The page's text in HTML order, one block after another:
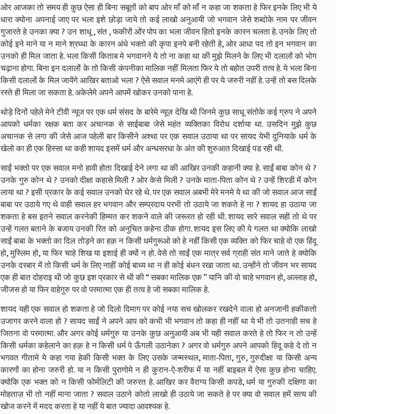
ओर आजका तो समय ही कुछ ऐसा ही बिना सबूतों को बाप ओर माँ को माँ न कहा जा शकता हे फिर इनके लिए भी ये
धारा क्योना अपनाई जाए पर भला इशे छोड़ा जाये तो कई लाखो अनुआयी जो भगवान जेसे शब्दोके नाम पर जीवन
गुजारते हे उनका क्या ? उन शाधू , संत , फकीरों ओंर पोप का भला जीवन हितो इनके कारन चलता हे. उनके लिए तो
कोई इने माने या न माने श्रध्धा के कारन अंधे भक्तो की कृपा इनपे बनी रहेती हे, ओर आधा पद तो इन भगवान का
उनको ही मिल जाता हे. भला किसी किताब मे भगवानने ये तो ना कहा था की मुझे मिलने के लिए भी दलालों को भोग
चढ़ाना होगा. बिना इन दलालों के तो किसी कंपनीका मालिक नहीं मिलता फिर ये तो बहोत उपरी तत्व हे. ये भला बिना
किसी दलालों के मिल जायेंगे आखिर बताओ भला ? ऐसे सवाल मनमे आएंगे ही पर ये जरुरी नहीं हे. उन्हें तो बस दिलके
रस्ते ही मिला जा सकता हे. अकेलेमे अपने आपमें खोकर उनको पाना हे.
थोड़े दिनों पहेले मेने टीवी न्यूज पर एक धर्म संसद के बारेमे न्यूज़ देखि थी जिनमे कुछ साधू संतोके कई ग्रुप ने अपने
आपको धर्मका रक्षक बता कर अचानक से साईबाबा जेसे महंत व्यक्तिका विरोध दर्शाया था. उसदिन मुझे कुछ
अचानक से लगा की जेसे आज पहेली बार किसीने अश्था पर एक सवाल उठाया था पर सायद येभी दुनियाके धर्म के
खेलो का ही एक हिस्सा था कही शायद इसमें धर्म और अन्धसरधा के अंत की शुरुआत दिखाई पड रही थी.
साईं भक्तो पर एक सवाल मनो हावी होता दिखाई देने लगा था की आखिर उनकी कहानी क्या हे. साईं बाबा कोन थे ?
उनके गुरु कोन थे ? उनको दीक्षा कहासे मिली ? ओर केसे मिली ? उनके माता-पिता कोन थे ? उन्हें शिरडी में कोन
लाया था ? इसी प्रकार के कई सवाल उनको घेर रहे थे. पर एक सवाल अबभी मेरे मनमे ये था की जो सवाल आज साईं
बाबा पर उठाये गए थे वाही सवाल हर भगवान और सम्प्रदाय परभी तो उठाये जा शकते हे ना ? शायद हा उठाया जा
शकता हे बस इतने सवाल करनेकी हिम्मत कर शकने वाले की जरूरत हो रही थी. शायद सारे सवाल सही तो थे पर
उन्हें गलत बताने के बजाय उनकी रित को अनुचित कहेना ठीक होगा. शायद इस लिए की ये गलत था क्योकि लाखो
साईं बाबा के भक्तो का दिल तोड़ने का हक़ न किसी धर्मगुरूओ को हे नहीं किसी एक व्यक्ति को फिर चाहे वो एक हिंदू
हो, मुस्लिम हो, या फिर चाहे शिख या इशाई ही क्यों न हो. वेसे तो साईं एक मात्र सर्व ग्राही संत माने जाते हे क्योकि
उनके दरबार में तो किसी धर्म के लिए नाहीं कोई बाध्य था न ही कोई बंधन रखा जाता था. उन्होंने तो जीवन भर सायद
एक ही बात दोहराइ थी जो कुछ इश प्रकार से थी की “ सबका मालिक एक ” यानि की वो चाहे भगवान हो, अल्लाह हो,
जीजस हो या फिर वाहेगुरु पर वो परमात्मा एक ही तत्व हे जो सबका मालिक हे.
शायद यही एक सवाल हो शकता हे जो दिलो दिमाग पर कोई नया सच खोलकर रखदेने वाला हो अनजानी हकीकतो
उजागर करने वाला हो ? सायद साईं ने अपने आप को कभी भी भगवान तो कहा ही नहीं था ये भी तो उतनाही सच हे
जितना वो परमात्मा. और अगर कोई धर्मगुरु या उनके कुछ अनुआयी अब भी यही सवाल करते हे तो फिर न तो उन्हें
किसी धर्मका कहेलाने का हक़ हे न किसी धर्म पे ऊँगली उठानेका ? अगर वो धर्मगुरु अपने आपको हिदू कहे दे तो न
भगवत गीतामे ये कहा गया हेकी किसी भक्त के लिए उसके जन्मस्थल, माता-पिता, गुरु, गुरुदीक्षा या किसी अन्य
कारणों का होना जरुरी हो. या न किसी पुराणोमे न ही कुरान-ऐ-शरीफ में या नहीं बाइबल में ऐसा कुछ होना चाहिए.
क्योकि एक भक्त को न किसी फोर्मलिटी की जरुरत हे. आखिर कर वैराग्य किसी कपडे, धर्म या गुरुकी दक्षिणा का
मोहताज़ भी तो नहीं माना जाता ? सवाल उठाने कोतो लाखो ही उठाये जा सकते हे पर क्या वो सवाल हमें सत्य की
खोज करने में मदद करता हे या नहीं ये बात ज्यादा आवश्यक हे.